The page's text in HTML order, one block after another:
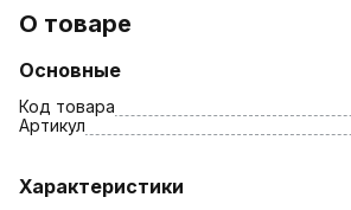
О товаре
Основные
Код товара
Артикул
Характеристики